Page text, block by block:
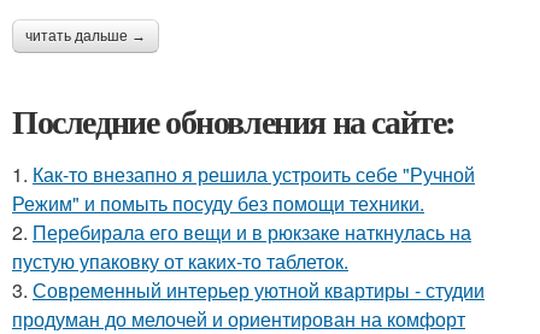
читать дальше →
Последние обновления на сайте:
1. Как-то внезапно я решила устроить себе "Ручной
Режим" и помыть посуду без помощи техники.
2. Перебирала его вещи и в рюкзаке наткнулась на
пустую упаковку от каких-то таблеток.
3. Современный интерьер уютной квартиры - студии
продуман до мелочей и ориентирован на комфорт